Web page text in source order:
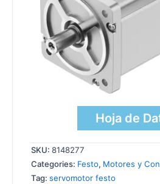
Hoja de
SKU: 8148277
Categories: Festo, Motores y
Tag: servomotor festo